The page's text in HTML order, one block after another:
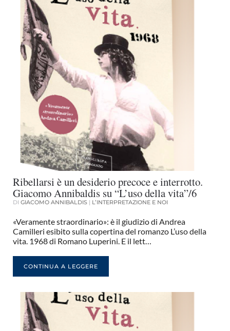
Ribellarsi è un desiderio precoce e interrotto.
Giacomo Annibaldis su “L’uso della vita”/6
DI GIACOMO ANNIBALDIS | L’INTERPRETAZIONE E NOI
«Veramente straordinario»: è il giudizio di Andrea
Camilleri esibito sulla copertina del romanzo L’uso della
vita. 1968 di Romano Luperini. E il lett…
CONTINUA A LEGGERE